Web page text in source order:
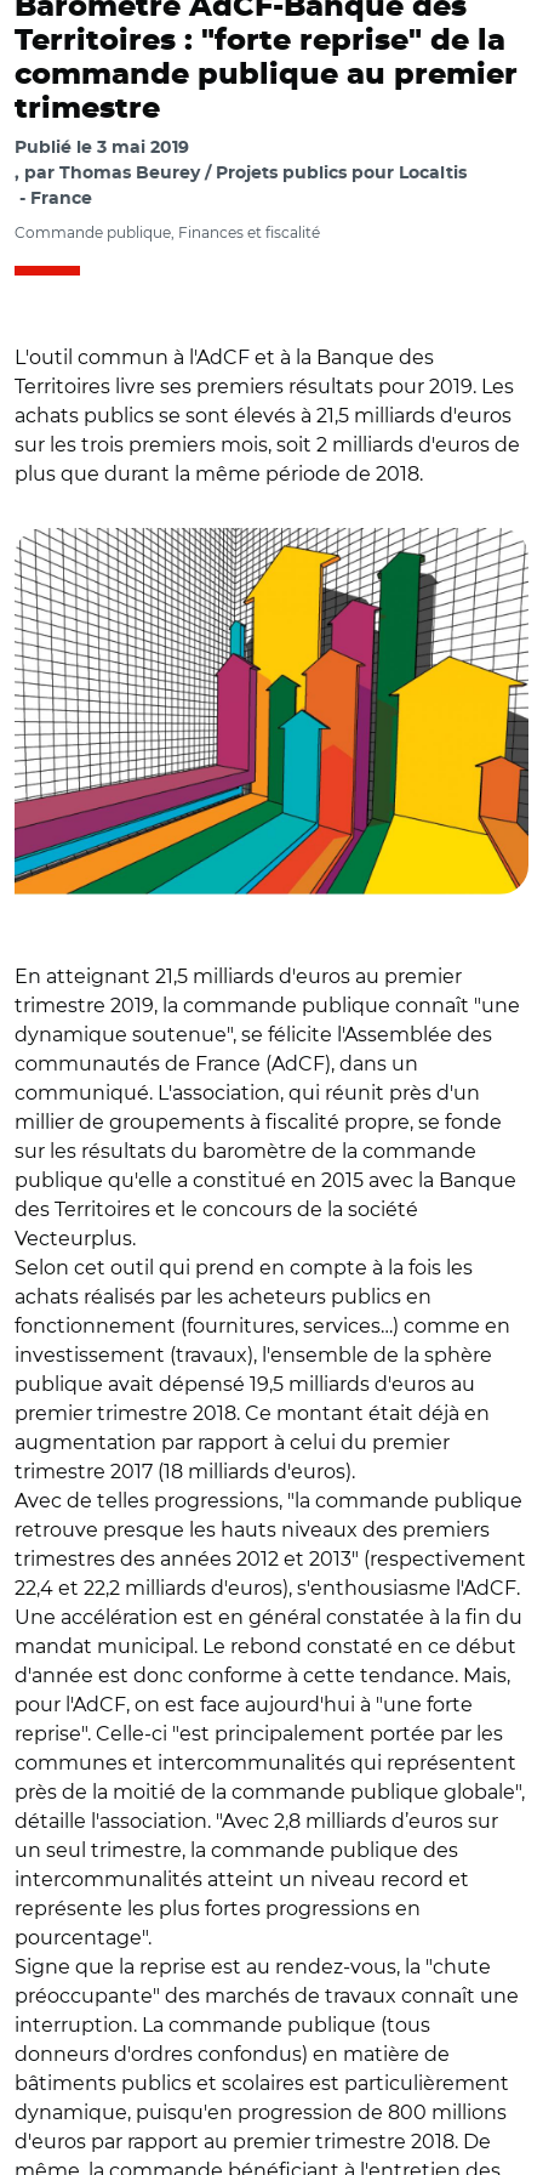
Baromètre AdCF-Banque des
Territoires : "forte reprise" de la
commande publique au premier
trimestre
Publié le 3 mai 2019
par Thomas Beurey / Projets publics pour Localtis
France
Commande publique, Finances et fiscalité
L'outil commun à l'AdCF et à la Banque des
Territoires livre ses premiers résultats pour 2019. Les
achats publics se sont élevés à 21,5 milliards d'euros
sur les trois premiers mois, soit 2 milliards d'euros de
plus que durant la même période de 2018.
En atteignant 21,5 milliards d'euros au premier
trimestre 2019, la commande publique connaît "une
dynamique soutenue", se félicite l'Assemblée des
communautés de France (AdCF), dans un
communiqué. L'association, qui réunit près d'un
millier de groupements à fiscalité propre, se fonde
sur les résultats du baromètre de la commande
publique qu'elle a constitué en 2015 avec la Banque
des Territoires et le concours de la société
Vecteurplus.
Selon cet outil qui prend en compte à la fois les
achats réalisés par les acheteurs publics en
fonctionnement (fournitures, services…) comme en
investissement (travaux), l'ensemble de la sphère
publique avait dépensé 19,5 milliards d'euros au
premier trimestre 2018. Ce montant était déjà en
augmentation par rapport à celui du premier
trimestre 2017 (18 milliards d'euros).
Avec de telles progressions, "la commande publique
retrouve presque les hauts niveaux des premiers
trimestres des années 2012 et 2013" (respectivement
22,4 et 22,2 milliards d'euros), s'enthousiasme l'AdCF.
Une accélération est en général constatée à la fin du
mandat municipal. Le rebond constaté en ce début
d'année est donc conforme à cette tendance. Mais,
pour l'AdCF, on est face aujourd'hui à "une forte
reprise". Celle-ci "est principalement portée par les
communes et intercommunalités qui représentent
près de la moitié de la commande publique globale",
détaille l'association. "Avec 2,8 milliards d’euros sur
un seul trimestre, la commande publique des
intercommunalités atteint un niveau record et
représente les plus fortes progressions en
pourcentage".
Signe que la reprise est au rendez-vous, la "chute
préoccupante" des marchés de travaux connaît une
interruption. La commande publique (tous
donneurs d'ordres confondus) en matière de
bâtiments publics et scolaires est particulièrement
dynamique, puisqu'en progression de 800 millions
d'euros par rapport au premier trimestre 2018. De
même, la commande bénéficiant à l'entretien des